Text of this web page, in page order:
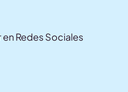
Redes Sociales